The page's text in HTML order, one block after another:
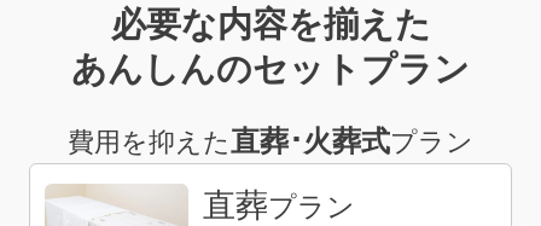
必要な内容を揃えた
あんしんのセットプラン
費用を抑えた 直葬･火葬式プラン
直葬プラン